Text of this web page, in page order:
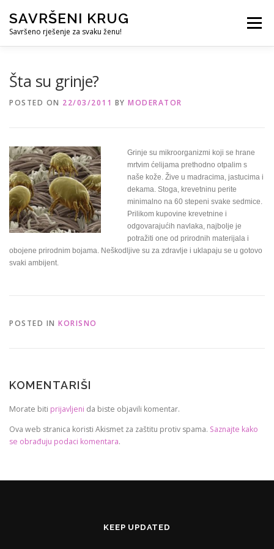
content
SAVRŠENI KRUG
Savršeno rješenje za svaku ženu!
Menu
Šta su grinje?
POSTED ON 22/03/2011 BY MODERATOR
Grinje su mikroorganizmi koji se hrane
mrtvim ćelijama prethodno otpalim s
naše kože. Žive u madracima, jastucima i
dekama. Stoga, krevetninu perite
minimalno na 60 stepeni svake sedmice.
Prilikom kupovine krevetnine i
odgovarajućih navlaka, najbolje je
potražiti one od prirodnih materijala i
obojene prirodnim bojama. Neškodljive su za zdravlje i uklapaju se u gotovo
svaki ambijent.
POSTED IN KORISNO
KOMENTARIŠI
Morate biti prijavljeni da biste objavili komentar.
Ova web stranica koristi Akismet za zaštitu protiv spama. Saznajte kako
se obrađuju podaci komentara.
KEEP UPDATED